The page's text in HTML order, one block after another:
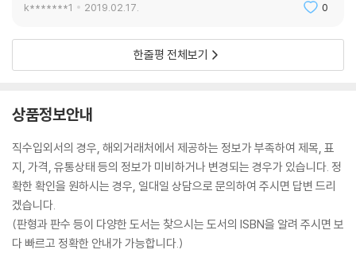
k*******1 2019.02.17. 0
한줄평 전체보기
상품정보안내
직수입외서의 경우, 해외거래처에서 제공하는 정보가 부족하여 제목, 표
지, 가격, 유통상태 등의 정보가 미비하거나 변경되는 경우가 있습니다. 정
확한 확인을 원하시는 경우, 일대일 상담으로 문의하여 주시면 답변 드리
겠습니다.
(판형과 판수 등이 다양한 도서는 찾으시는 도서의 ISBN을 알려 주시면 보
다 빠르고 정확한 안내가 가능합니다.)